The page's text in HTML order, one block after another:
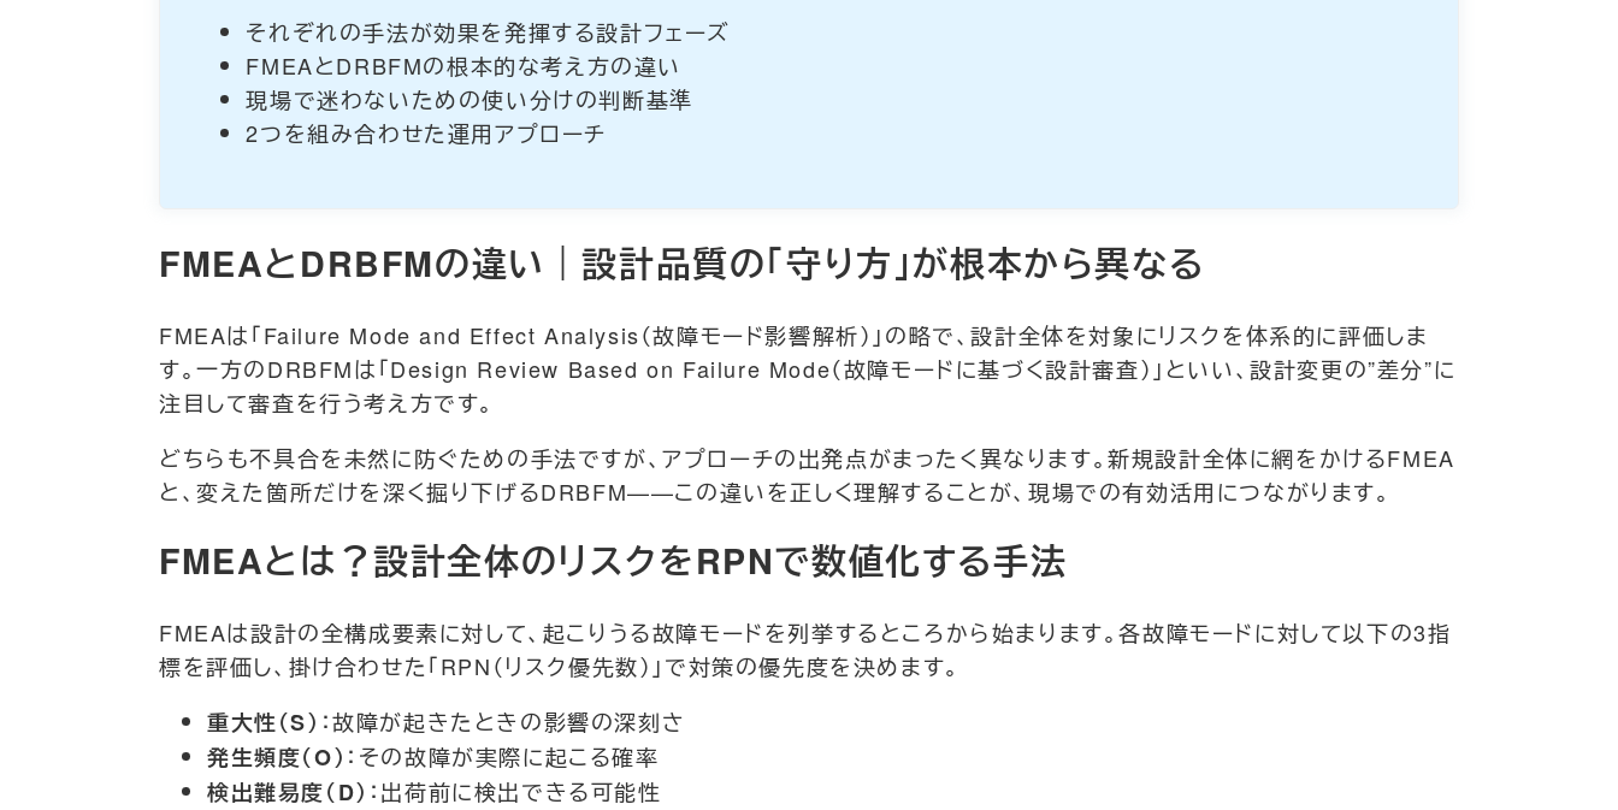
それぞれの手法が効果を発揮する設計フェーズ
FMEAとDRBFMの根本的な考え方の違い
現場で迷わないための使い分けの判断基準
2つを組み合わせた運用アプローチ
FMEAとDRBFMの違い｜設計品質の「守り方」が根本から異なる
FMEAは「Failure Mode and Effect Analysis（故障モード影響解析）」の略で、設計全体を対象にリスクを体系的に評価しま
す。一方のDRBFMは「Design Review Based on Failure Mode（故障モードに基づく設計審査）」といい、設計変更の”差分”に
注目して審査を行う考え方です。
どちらも不具合を未然に防ぐための手法ですが、アプローチの出発点がまったく異なります。新規設計全体に網をかけるFMEA
と、変えた箇所だけを深く掘り下げるDRBFM——この違いを正しく理解することが、現場での有効活用につながります。
FMEAとは？設計全体のリスクをRPNで数値化する手法
FMEAは設計の全構成要素に対して、起こりうる故障モードを列挙するところから始まります。各故障モードに対して以下の3指
標を評価し、掛け合わせた「RPN（リスク優先数）」で対策の優先度を決めます。
重大性（S） ：故障が起きたときの影響の深刻さ
発生頻度（O） ：その故障が実際に起こる確率
検出難易度（D） ：出荷前に検出できる可能性